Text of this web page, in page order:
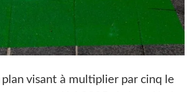
visant à multiplier par cinq le